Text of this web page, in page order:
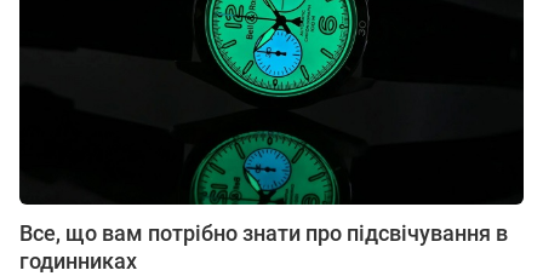
Все, що вам потрібно знати про підсвічування в
годинниках